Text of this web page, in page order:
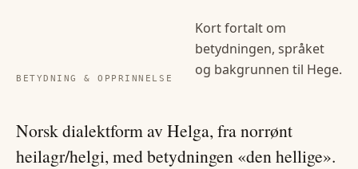
BETYDNING & OPPRINNELSE
Kort fortalt om
betydningen, språket
og bakgrunnen til Hege.
Norsk dialektform av Helga, fra norrønt
heilagr/helgi, med betydningen «den hellige».